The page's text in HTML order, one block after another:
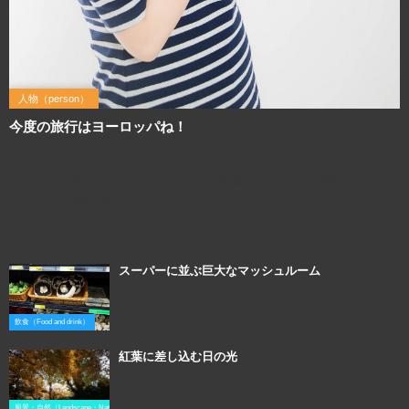
人物（person）
今度の旅行はヨーロッパね！
飲食（Food and drink）
スーパーに並ぶ巨大なマッシュルーム
風景・自然（Landscape・Natural）
紅葉に差し込む日の光